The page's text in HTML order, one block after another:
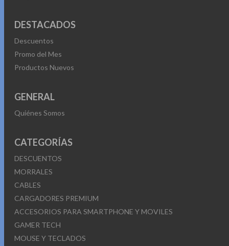
DESTACADOS
Descuentos
Promo del Mes
Productos Nuevos
GENERAL
Quiénes Somos
CATEGORÍAS
DESCUENTOS
MORRALES
CABLES
CARGADORES PREMIUM
ACCESORIOS PARA SMARTPHONE Y MOVILES
GAMER TECH
MOUSE Y TECLADOS